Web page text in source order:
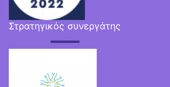
Στρατηγικός συνεργάτης